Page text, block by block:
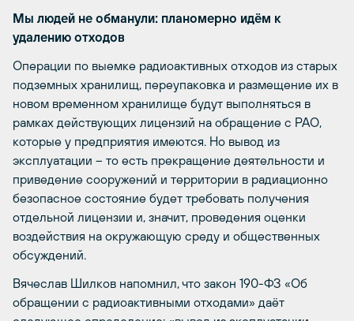
Мы людей не обманули: планомерно идём к
удалению отходов
Операции по выемке радиоактивных отходов из старых
подземных хранилищ, переупаковка и размещение их в
новом временном хранилище будут выполняться в
рамках действующих лицензий на обращение с РАО,
которые у предприятия имеются. Но вывод из
эксплуатации – то есть прекращение деятельности и
приведение сооружений и территории в радиационно
безопасное состояние будет требовать получения
отдельной лицензии и, значит, проведения оценки
воздействия на окружающую среду и общественных
обсуждений.
Вячеслав Шилков напомнил, что закон 190-ФЗ «Об
обращении с радиоактивными отходами» даёт